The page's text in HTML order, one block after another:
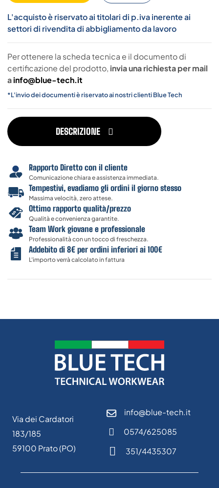
L'acquisto è riservato ai titolari di p.iva inerente ai
settori di rivendita di abbigliamento da lavoro
Per ottenere la scheda tecnica e il documento di
certificazione del prodotto, invia una richiesta per mail
ainfo@blue-tech.it
*L'invio dei documenti è riservato ai nostri clienti Blue Tech
DESCRIZIONE
Rapporto Diretto con il cliente
Comunicazione chiara e assistenza immediata.
Tempestivi, evadiamo gli ordini il giorno stesso
Massima velocità, zero attese.
Ottimo rapporto qualità/prezzo
Qualità e convenienza garantite.
Team Work giovane e professionale
Professionalità con un tocco di freschezza.
Addebito di 8€ per ordini inferiori ai 100€
L'importo verrà calcolato in fattura
Via dei Cardatori
183/185
59100 Prato (PO)
info@blue-tech.it
0574/625085
351/4435307